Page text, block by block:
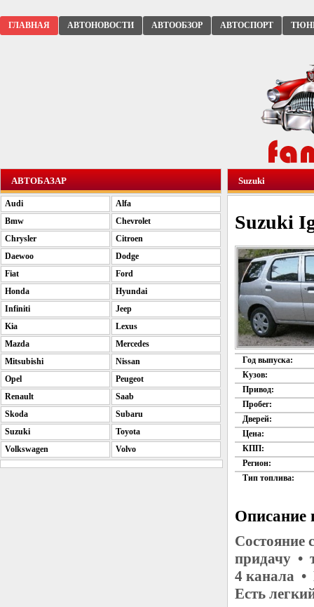
ГЛАВНАЯ АВТОНОВОСТИ АВТООБЗОР АВТОСПОРТ
Suzuki
Suzuki
Год выпуска:
Кузов:
Привод:
Пробег:
Дверей:
Цена:
КПП:
Регион:
Тип топлива:
Описание
Состояние
придачу •
4 канала •
Есть
АВТОБАЗАР
Audi
Alfa
Bmw
Chevrolet
Chrysler
Citroen
Daewoo
Dodge
Fiat
Ford
Honda
Hyundai
Infiniti
Jeep
Kia
Lexus
Mazda
Mercedes
Mitsubishi
Nissan
Opel
Peugeot
Renault
Saab
Skoda
Subaru
Suzuki
Toyota
Volkswagen
Volvo